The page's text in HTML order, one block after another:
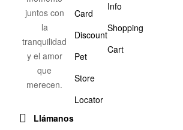
juntos con
la
tranquilidad
y el amor
que
merecen.
Llámanos
Card
Discount
Pet
Store
Locator
Info
Shopping
Cart